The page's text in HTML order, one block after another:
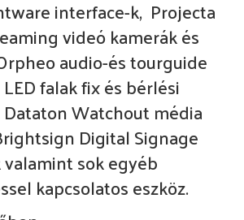
interface-k, Projecta
videó kamerák és
audio-és tourguide
falak fix és bérlési
Watchout média
Digital Signage
sok egyéb
kapcsolatos eszköz.